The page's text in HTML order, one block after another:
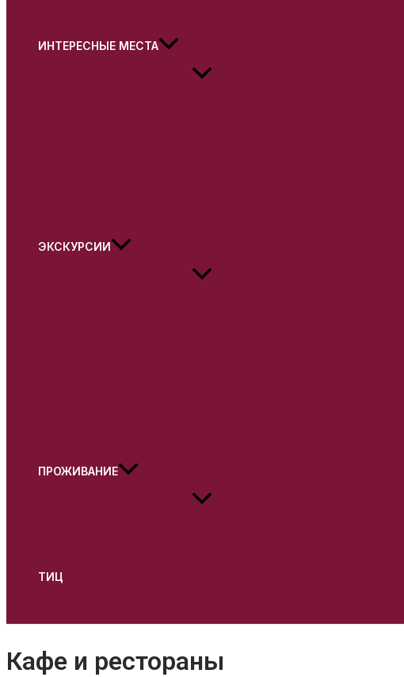
ИНТЕРЕСНЫЕ МЕСТА
ЭКСКУРСИИ
ПРОЖИВАНИЕ
ТИЦ
Кафе и рестораны